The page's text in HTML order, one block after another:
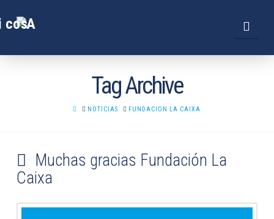
Tag Archive
HOMENOTICIAS FUNDACION LA CAIXA
Muchas gracias Fundación La
Caixa